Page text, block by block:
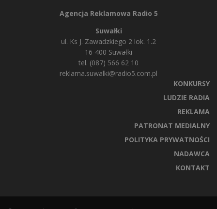
Agencja Reklamowa Radio 5
Suwałki
ul. Ks J. Zawadzkiego 2 lok. 1.2
16-400 Suwałki
tel. (087) 566 62 10
reklama.suwalki@radio5.com.pl
KONKURSY
LUDZIE RADIA
REKLAMA
PATRONAT MEDIALNY
POLITYKA PRYWATNOŚCI
NADAWCA
KONTAKT